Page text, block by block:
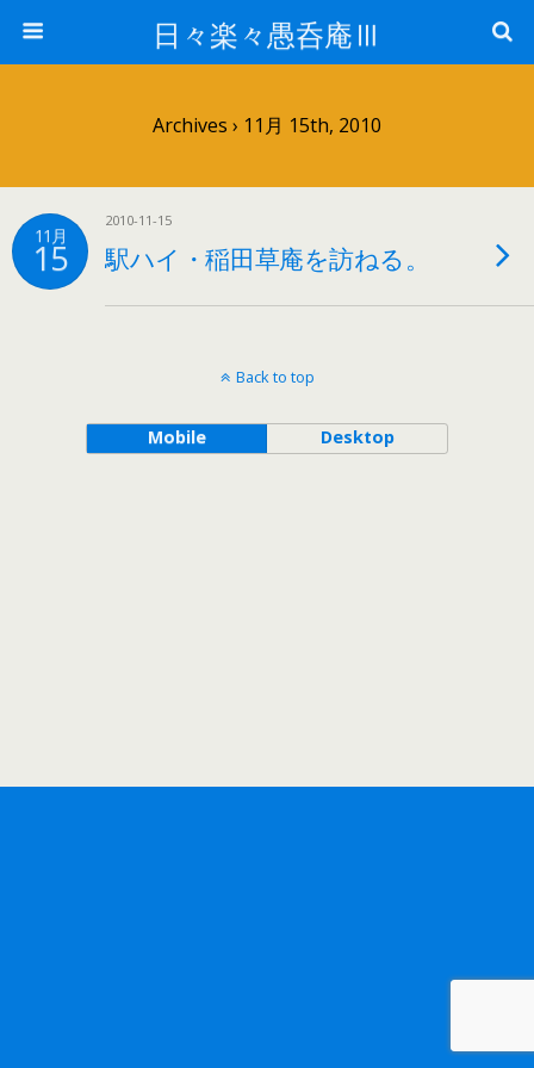
日々楽々愚呑庵Ⅲ
Archives › 11月 15th, 2010
11月
15
2010-11-15
駅ハイ・稲田草庵を訪ねる。
Back to top
Mobile Desktop